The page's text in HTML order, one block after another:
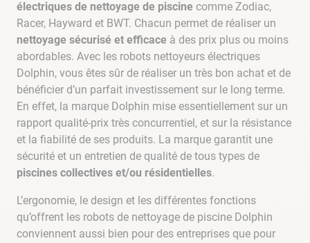
électriques de nettoyage de piscine comme Zodiac,
Racer, Hayward et BWT. Chacun permet de réaliser un
nettoyage sécurisé et efficace à des prix plus ou moins
abordables. Avec les robots nettoyeurs électriques
Dolphin, vous êtes sûr de réaliser un très bon achat et de
bénéficier d’un parfait investissement sur le long terme.
En effet, la marque Dolphin mise essentiellement sur un
rapport qualité-prix très concurrentiel, et sur la résistance
et la fiabilité de ses produits. La marque garantit une
sécurité et un entretien de qualité de tous types de
piscines collectives et/ou résidentielles.
L’ergonomie, le design et les différentes fonctions
qu’offrent les robots de nettoyage de piscine Dolphin
conviennent aussi bien pour des entreprises que pour